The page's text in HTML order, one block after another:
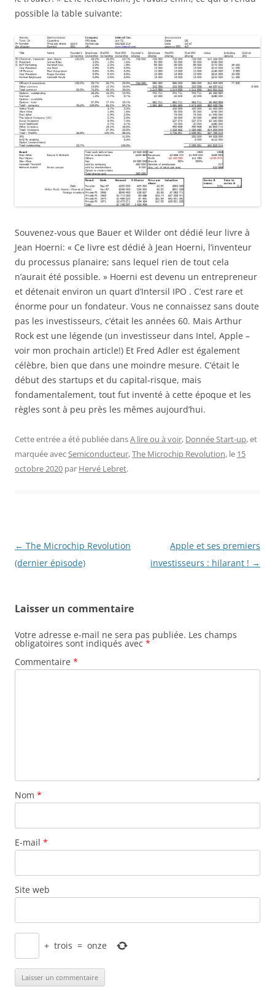
possible la table suivante:
Souvenez-vous que Bauer et Wilder ont dédié leur livre à
Jean Hoerni: « Ce livre est dédié à Jean Hoerni, l’inventeur
du processus planaire; sans lequel rien de tout cela
n’aurait été possible. » Hoerni est devenu un entrepreneur
et détenait environ un quart d’Intersil IPO . C’est rare et
énorme pour un fondateur. Vous ne connaissez sans doute
pas les investisseurs, c’était les années 60. Mais Arthur
Rock est une légende (un investisseur dans Intel, Apple –
voir mon prochain article!) Et Fred Adler est également
célèbre, bien que dans une moindre mesure. C’était le
début des startups et du capital-risque, mais
fondamentalement, tout fut inventé à cette époque et les
règles sont à peu près les mêmes aujourd’hui.
Cette entrée a été publiée dansA lire ou à voir, Donnée Start-up, et
marquée avecSemiconducteur,The Microchip Revolution, le 15
octobre 2020 par Hervé Lebret.
Navigation
des
← The Microchip Revolution
(dernier épisode)
Apple et ses premiers
investisseurs : hilarant ! →
Laisser un commentaire
Votre adresse e-mail ne sera pas publiée. Les champs
obligatoires sont indiqués avec *
Commentaire *
Nom *
E-mail *
Site web
+ trois = onze